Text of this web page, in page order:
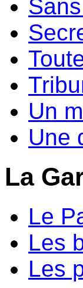
Un
Une
La
Le
Les
Les